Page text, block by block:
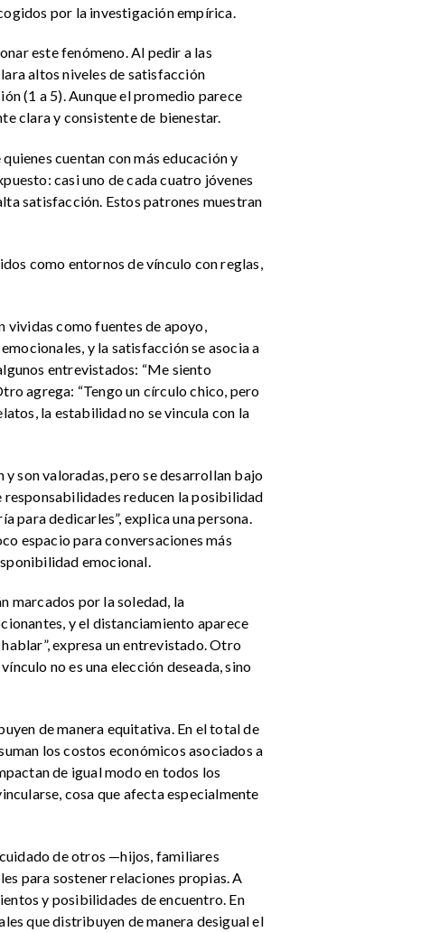
por la investigación empírica.
este fenómeno. Al pedir a las
altos niveles de satisfacción
(1 a 5). Aunque el promedio parece
clara y consistente de bienestar.
cuentan con más educación y
casi uno de cada cuatro jóvenes
satisfacción. Estos patrones muestran
como entornos de vínculo con reglas,
vividas como fuentes de apoyo,
y la satisfacción se asocia a
entrevistados: “Me siento
agrega: “Tengo un círculo chico, pero
la estabilidad no se vincula con la
son valoradas, pero se desarrollan bajo
reducen la posibilidad
para dedicarles”, explica una persona.
espacio para conversaciones más
emocional.
marcados por la soledad, la
y el distanciamiento aparece
expresa un entrevistado. Otro
no es una elección deseada, sino
de manera equitativa. En el total de
los costos económicos asociados a
de igual modo en todos los
cosa que afecta especialmente
de otros —hijos, familiares
para sostener relaciones propias. A
y posibilidades de encuentro. En
que distribuyen de manera desigual el